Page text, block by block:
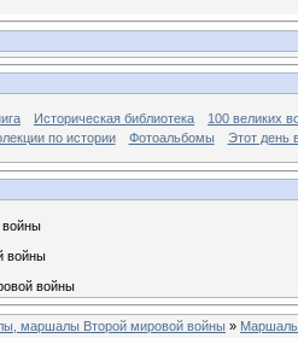
Историческая библиотека
100 великих
по истории
Фотоальбомы Этот день
войны
войны
войны
маршалы Второй мировой войны »